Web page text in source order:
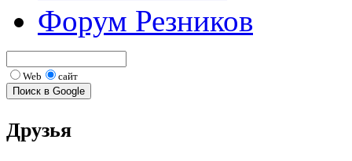
Форум Резников
Web сайт
Друзья